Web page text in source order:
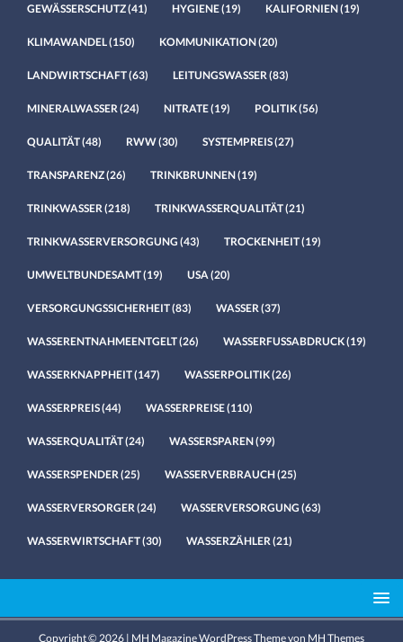
GEWÄSSERSCHUTZ(41) HYGIENE(19) KALIFORNIEN(19)
KLIMAWANDEL(150) KOMMUNIKATION(20)
LANDWIRTSCHAFT(63) LEITUNGSWASSER (83)
MINERALWASSER (24) NITRATE(19) POLITIK(56)
QUALITÄT(48) RWW(30) SYSTEMPREIS(27)
TRANSPARENZ(26) TRINKBRUNNEN(19)
TRINKWASSER (218) TRINKWASSERQUALITÄT(21)
TRINKWASSERVERSORGUNG (43) TROCKENHEIT(19)
UMWELTBUNDESAMT(19) USA (20)
VERSORGUNGSSICHERHEIT(83) WASSER (37)
WASSERENTNAHMEENTGELT(26) WASSERFUSSABDRUCK(19)
WASSERKNAPPHEIT(147) WASSERPOLITIK(26)
WASSERPREIS(44) WASSERPREISE(110)
WASSERQUALITÄT(24) WASSERSPAREN(99)
WASSERSPENDER (25) WASSERVERBRAUCH(25)
WASSERVERSORGER (24) WASSERVERSORGUNG (63)
WASSERWIRTSCHAFT(30) WASSERZÄHLER (21)
Copyright © 2026 | MH Magazine WordPress Theme von MH Themes